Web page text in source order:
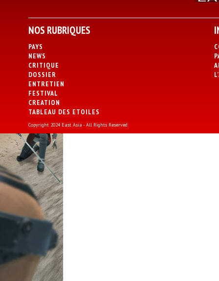
NOS RUBRIQUES
PAYS
NEWS
CRITIQUE
DOSSIER
ENTRETIEN
FESTIVAL
CREATION
TABLEAU DES ETOILES
Copyright 2024 East Asia - All Rights Reserved